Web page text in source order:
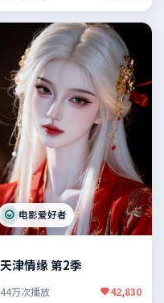
电影爱好者
天津情缘 第2季
44万次播放 42,830